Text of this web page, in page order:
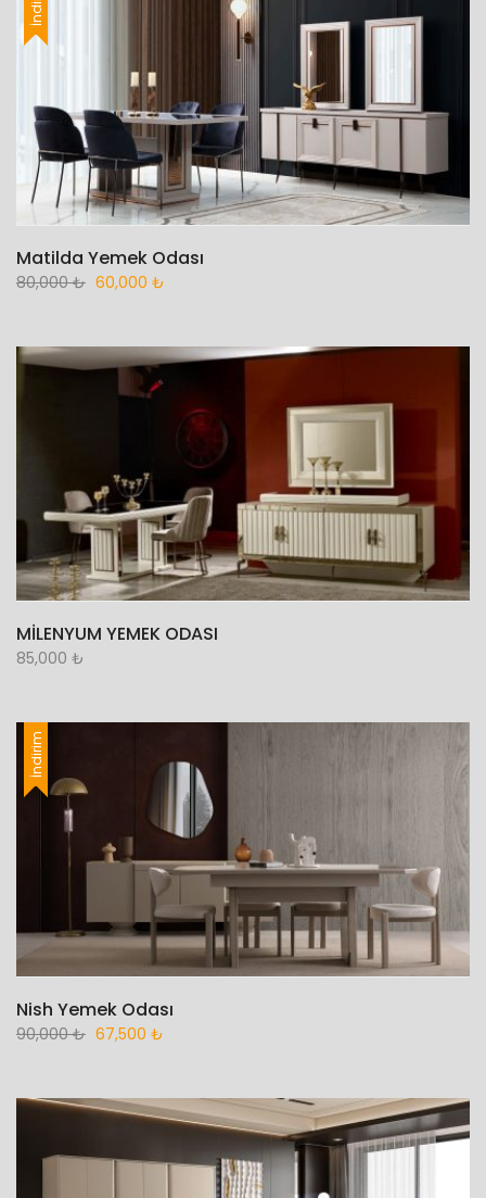
Matilda Yemek Odası
80,000₺ 60,000 ₺
MİLENYUM YEMEK ODASI
85,000 ₺
İndirim
Nish Yemek Odası
90,000₺ 67,500 ₺